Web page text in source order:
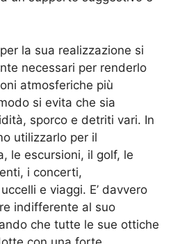
la sua realizzazione si
necessari per renderlo
atmosferiche più
si evita che sia
sporco e detriti vari. In
utilizzarlo per il
le escursioni, il golf, le
i concerti,
e viaggi. E’ davvero
indifferente al suo
che tutte le sue ottiche